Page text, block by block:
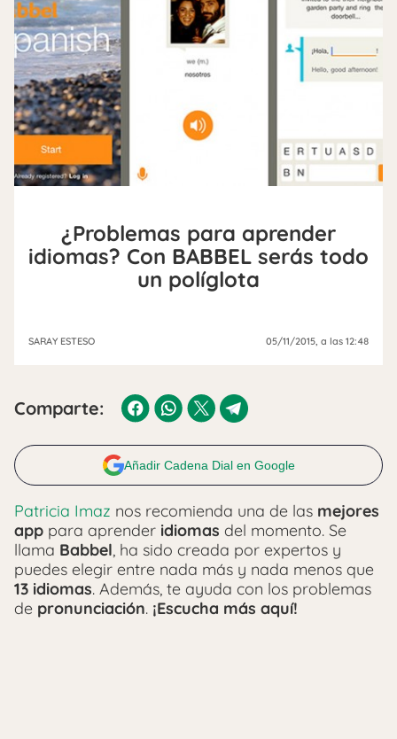
¿Problemas para aprender
idiomas? Con BABBEL serás todo
un políglota
SARAY ESTESO 05/11/2015 , a las 12:48
Comparte:
Añadir Cadena Dial en Google
Patricia Imaz nos recomienda una de las mejores
app para aprender idiomas del momento. Se
llama Babbel, ha sido creada por expertos y
puedes elegir entre nada más y nada menos que
13 idiomas. Además, te ayuda con los problemas
de pronunciación. ¡Escucha más aquí!